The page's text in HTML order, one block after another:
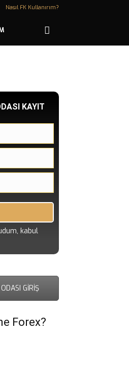
Nasıl FK Kullanırım?
KAYIT
kabul
GİRİŞ
Forex?